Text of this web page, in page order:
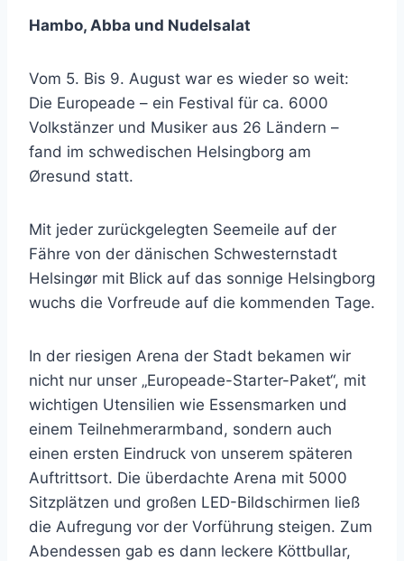
Hambo, Abba und Nudelsalat
Vom 5. Bis 9. August war es wieder so weit:
Die Europeade – ein Festival für ca. 6000
Volkstänzer und Musiker aus 26 Ländern –
fand im schwedischen Helsingborg am
Øresund statt.
Mit jeder zurückgelegten Seemeile auf der
Fähre von der dänischen Schwesternstadt
Helsingør mit Blick auf das sonnige Helsingborg
wuchs die Vorfreude auf die kommenden Tage.
In der riesigen Arena der Stadt bekamen wir
nicht nur unser „Europeade-Starter-Paket“, mit
wichtigen Utensilien wie Essensmarken und
einem Teilnehmerarmband, sondern auch
einen ersten Eindruck von unserem späteren
Auftrittsort. Die überdachte Arena mit 5000
Sitzplätzen und großen LED-Bildschirmen ließ
die Aufregung vor der Vorführung steigen. Zum
Abendessen gab es dann leckere Köttbullar,